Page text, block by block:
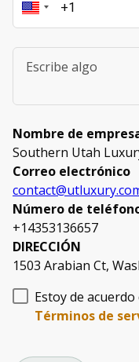
Nombre de
Southern Utah
Correo electrónico
Número de
+14353136657
DIRECCIÓN
1503 Arabian Ct,
Estoy de acuerdo
Términos de